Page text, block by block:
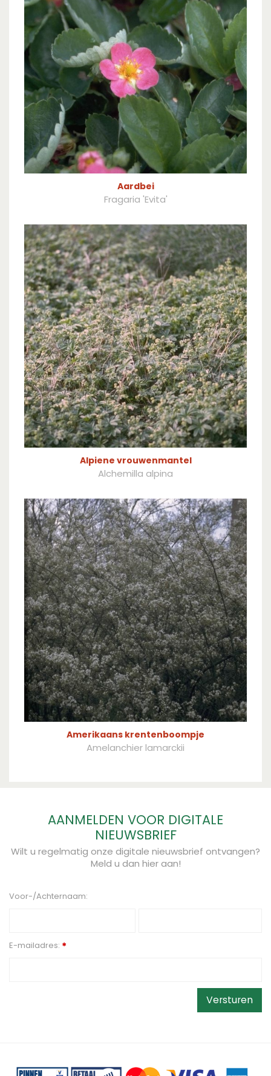
Aardbei
Fragaria 'Evita'
Alpiene vrouwenmantel
Alchemilla alpina
Amerikaans krentenboompje
Amelanchier lamarckii
AANMELDEN VOOR DIGITALE
NIEUWSBRIEF
Wilt u regelmatig onze digitale nieuwsbrief ontvangen?
Meld u dan hier aan!
Voor-/Achternaam:
E-mailadres: *